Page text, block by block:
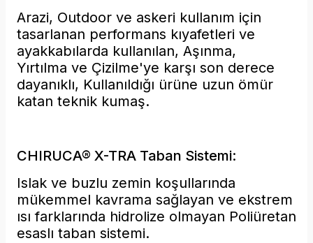
Arazi, Outdoor ve askeri kullanım için
tasarlanan performans kıyafetleri ve
ayakkabılarda kullanılan, Aşınma,
Yırtılma ve Çizilme'ye karşı son derece
dayanıklı, Kullanıldığı ürüne uzun ömür
katan teknik kumaş.
CHIRUCA® X-TRA Taban Sistemi:
Islak ve buzlu zemin koşullarında
mükemmel kavrama sağlayan ve ekstrem
ısı farklarında hidrolize olmayan Poliüretan
esaslı taban sistemi.